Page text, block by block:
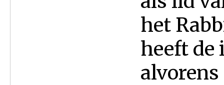
het
heeft de